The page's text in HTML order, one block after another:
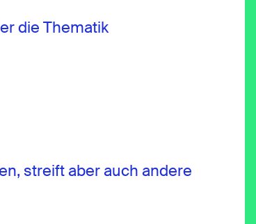
die Thematik
streift aber auch andere